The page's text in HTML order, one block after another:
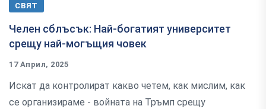
СВЯТ
Челен сблъсък: Най-богатият университет
срещу най-могъщия човек
17 Април, 2025
Искат да контролират какво четем, как мислим, как
се организираме - войната на Тръмп срещу